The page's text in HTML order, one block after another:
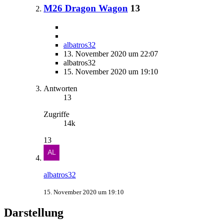
M26 Dragon Wagon 13
albatros32
13. November 2020 um 22:07
albatros32
15. November 2020 um 19:10
Antworten
13
Zugriffe
14k
13
albatros32
15. November 2020 um 19:10
Darstellung